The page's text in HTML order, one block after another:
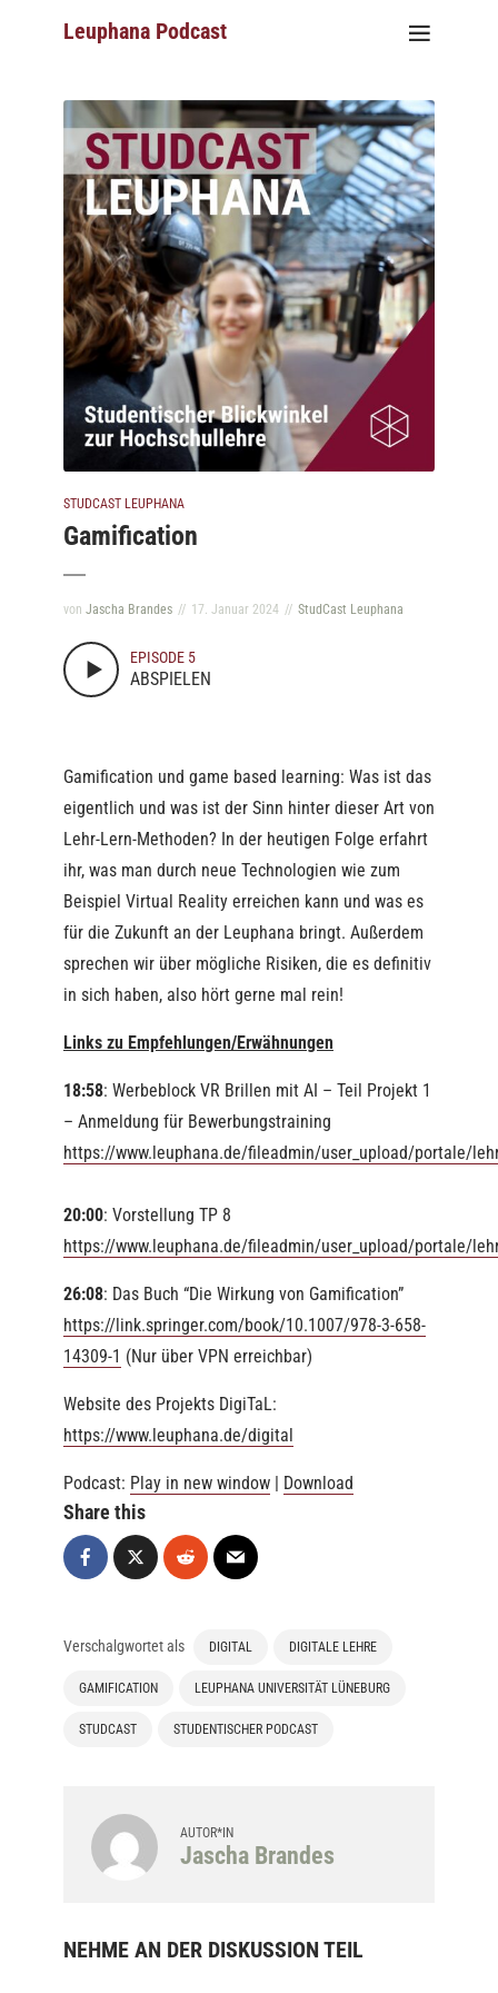
Leuphana Podcast
STUDCAST LEUPHANA
Gamification
von Jascha Brandes 17. Januar 2024 StudCast Leuphana
EPISODE 5
ABSPIELEN
Gamification und game based learning: Was ist das
eigentlich und was ist der Sinn hinter dieser Art von
Lehr-Lern-Methoden? In der heutigen Folge erfahrt
ihr, was man durch neue Technologien wie zum
Beispiel Virtual Reality erreichen kann und was es
für die Zukunft an der Leuphana bringt. Außerdem
sprechen wir über mögliche Risiken, die es definitiv
in sich haben, also hört gerne mal rein!
Links zu Empfehlungen/Erwähnungen
18:58: Werbeblock VR Brillen mit AI – Teil Projekt 1
– Anmeldung für Bewerbungstraining
https://www.leuphana.de/fileadmin/user_upload/portale/
20:00: Vorstellung TP 8
https://www.leuphana.de/fileadmin/user_upload/portale/
26:08: Das Buch “Die Wirkung von Gamification”
https://link.springer.com/book/10.1007/978-3-658-
14309-1 (Nur über VPN erreichbar)
Website des Projekts DigiTaL:
https://www.leuphana.de/digital
Podcast: Play in new window | Download
Share this
Verschalgwortet als DIGITAL DIGITALE LEHRE
GAMIFICATION LEUPHANA UNIVERSITÄT LÜNEBURG
STUDCAST STUDENTISCHER PODCAST
AUTOR*IN
Jascha Brandes
NEHME AN DER DISKUSSION TEIL